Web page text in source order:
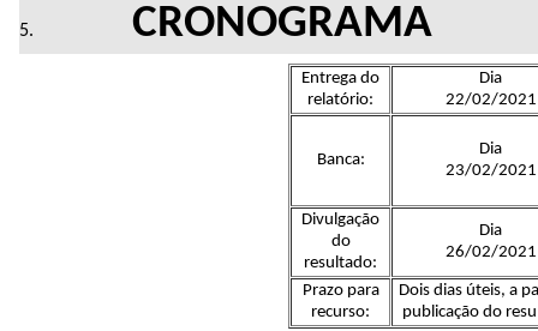
CRONOGRAMA
Entrega do
relatório:
Dia
22/02/2021
Banca:
Dia
23/02/2021
Divulgação
do
resultado:
Dia
26/02/2021
Prazo para
recurso:
Dois dias úteis, a
publicação do